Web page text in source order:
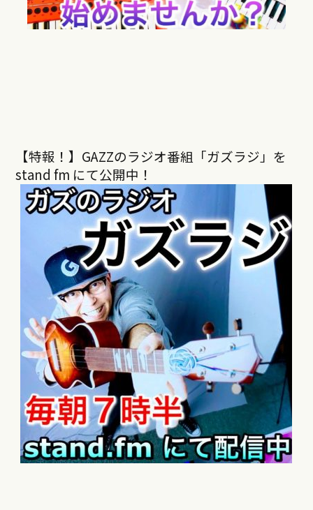
【特報！】GAZZのラジオ番組「ガズラジ」を
stand fm にて公開中！